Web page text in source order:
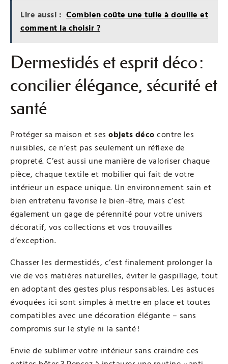
Lire aussi : Combien coûte une tuile à douille et
comment la choisir ?
Dermestidés et esprit déco :
concilier élégance, sécurité et
santé
Protéger sa maison et ses objets déco contre les
nuisibles, ce n’est pas seulement un réflexe de
propreté. C’est aussi une manière de valoriser chaque
pièce, chaque textile et mobilier qui fait de votre
intérieur un espace unique. Un environnement sain et
bien entretenu favorise le bien-être, mais c’est
également un gage de pérennité pour votre univers
décoratif, vos collections et vos trouvailles
d’exception.
Chasser les dermestidés, c’est finalement prolonger la
vie de vos matières naturelles, éviter le gaspillage, tout
en adoptant des gestes plus responsables. Les astuces
évoquées ici sont simples à mettre en place et toutes
compatibles avec une décoration élégante – sans
compromis sur le style ni la santé !
Envie de sublimer votre intérieur sans craindre ces